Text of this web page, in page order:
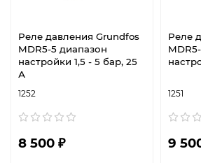
Реле давления Grundfos
MDR5-5 диапазон
настройки 1,5 - 5 бар, 25
А
1252
8 500 ₽
Реле
1251
9